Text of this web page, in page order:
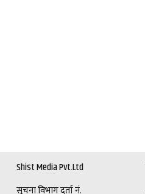
Shist Media Pvt.Ltd
सूचना विभाग दर्ता नं.